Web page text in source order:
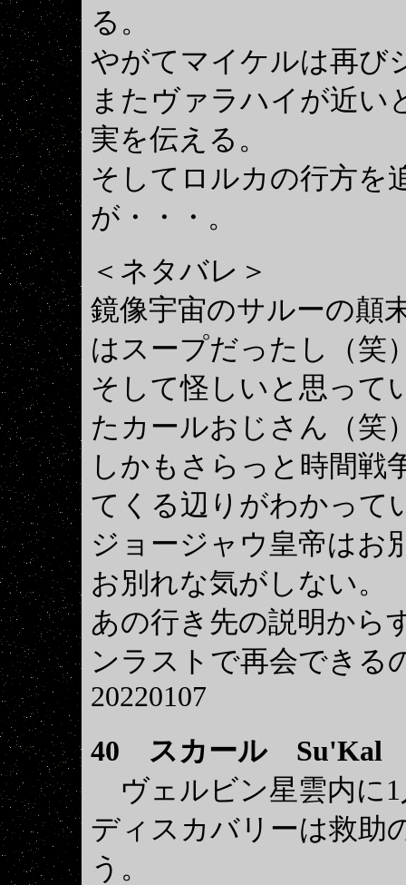
る。
やがてマイケルは再び
またヴァラハイが近い
実を伝える。
そしてロルカの行方を
が・・・。
＜ネタバレ＞
鏡像宇宙のサルーの顛
はスープだったし（笑
そして怪しいと思って
たカールおじさん（笑
しかもさらっと時間戦
てくる辺りがわかって
ジョージャウ皇帝はお
お別れな気がしない。
あの行き先の説明から
ンラストで再会できる
20220107
40 スカール Su'Kal
ヴェルビン星雲内に1
ディスカバリーは救助
う。